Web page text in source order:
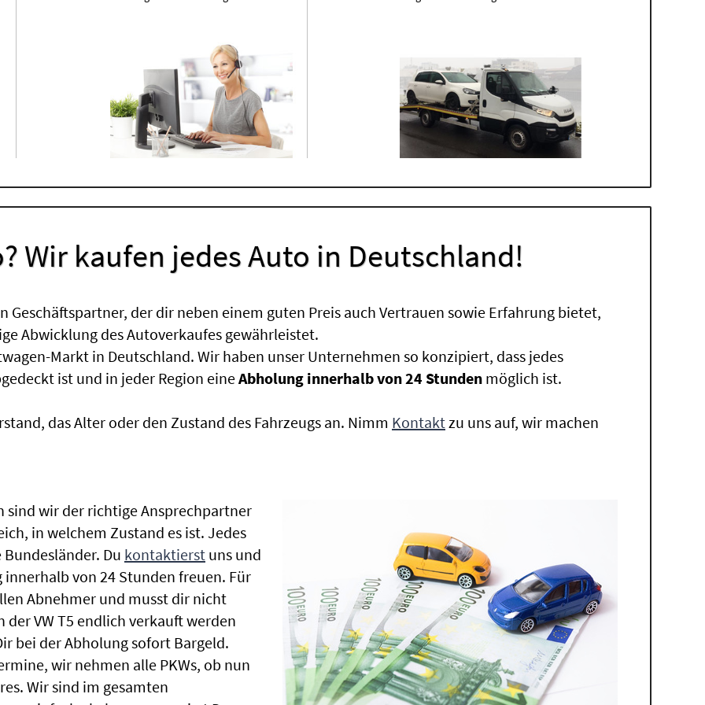
Wir kaufen jedes Auto in Deutschland!
Geschäftspartner, der dir neben einem guten Preis auch Vertrauen sowie Erfahrung bietet,
Abwicklung des Autoverkaufes gewährleistet.
Markt in Deutschland. Wir haben unser Unternehmen so konzipiert, dass jedes
ist und in jeder Region eineAbholung innerhalb von 24 Stunden möglich ist.
das Alter oder den Zustand des Fahrzeugs an. Nimm Kontaktzu uns auf, wir machen
sind wir der richtige Ansprechpartner
in welchem Zustand es ist. Jedes
Du kontaktierst uns und
von 24 Stunden freuen. Für
Abnehmer und musst dir nicht
VW T5 endlich verkauft werden
bei der Abholung sofort Bargeld.
wir nehmen alle PKWs, ob nun
Wir sind im gesamten